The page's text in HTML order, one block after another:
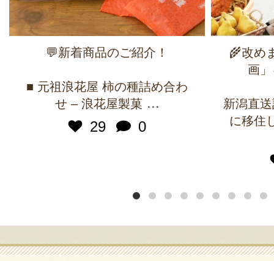
💬新着商品のご紹介！
■ 元祖浪花屋 柿の種詰め合わ
せ – 浪花屋製菓 ...
29
0
🌾改め
画
新潟直
に移住